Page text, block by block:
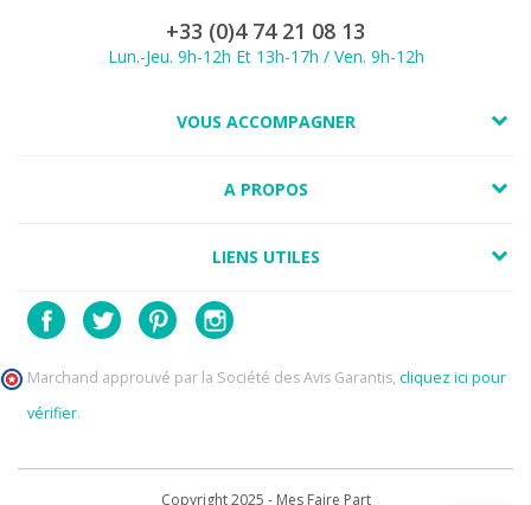
+33 (0)4 74 21 08 13
Lun.-Jeu. 9h-12h Et 13h-17h / Ven. 9h-12h
VOUS ACCOMPAGNER
A PROPOS
LIENS UTILES
Marchand approuvé par la Société des Avis Garantis, cliquez ici pour
vérifier.
Copyright 2025 - Mes Faire Part